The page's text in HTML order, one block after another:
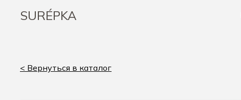
SURÉPKA
< Вернуться в каталог